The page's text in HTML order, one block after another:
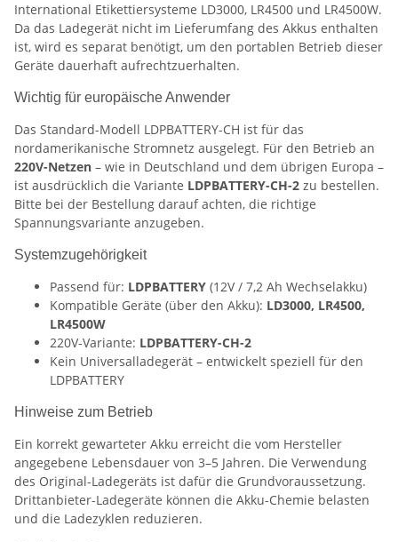
International Etikettiersysteme LD3000, LR4500 und LR4500W.
Da das Ladegerät nicht im Lieferumfang des Akkus enthalten
ist, wird es separat benötigt, um den portablen Betrieb dieser
Geräte dauerhaft aufrechtzuerhalten.
Wichtig für europäische Anwender
Das Standard-Modell LDPBATTERY-CH ist für das
nordamerikanische Stromnetz ausgelegt. Für den Betrieb an
220V-Netzen – wie in Deutschland und dem übrigen Europa –
ist ausdrücklich die Variante LDPBATTERY-CH-2 zu bestellen.
Bitte bei der Bestellung darauf achten, die richtige
Spannungsvariante anzugeben.
Systemzugehörigkeit
Passend für: LDPBATTERY (12V / 7,2 Ah Wechselakku)
Kompatible Geräte (über den Akku): LD3000, LR4500,
LR4500W
220V-Variante: LDPBATTERY-CH-2
Kein Universalladegerät – entwickelt speziell für den
LDPBATTERY
Hinweise zum Betrieb
Ein korrekt gewarteter Akku erreicht die vom Hersteller
angegebene Lebensdauer von 3–5 Jahren. Die Verwendung
des Original-Ladegeräts ist dafür die Grundvoraussetzung.
Drittanbieter-Ladegeräte können die Akku-Chemie belasten
und die Ladezyklen reduzieren.